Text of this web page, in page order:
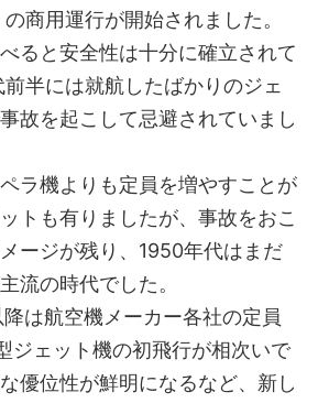
商用運行が開始されました。
ると安全性は十分に確立されて
半には就航したばかりのジェ
故を起こして忌避されていまし
ラ機よりも定員を増やすことが
トも有りましたが、事故をおこ
ージが残り、1950年代はまだ
流の時代でした。
は航空機メーカー各社の定員
ジェット機の初飛行が相次いで
優位性が鮮明になるなど、新し